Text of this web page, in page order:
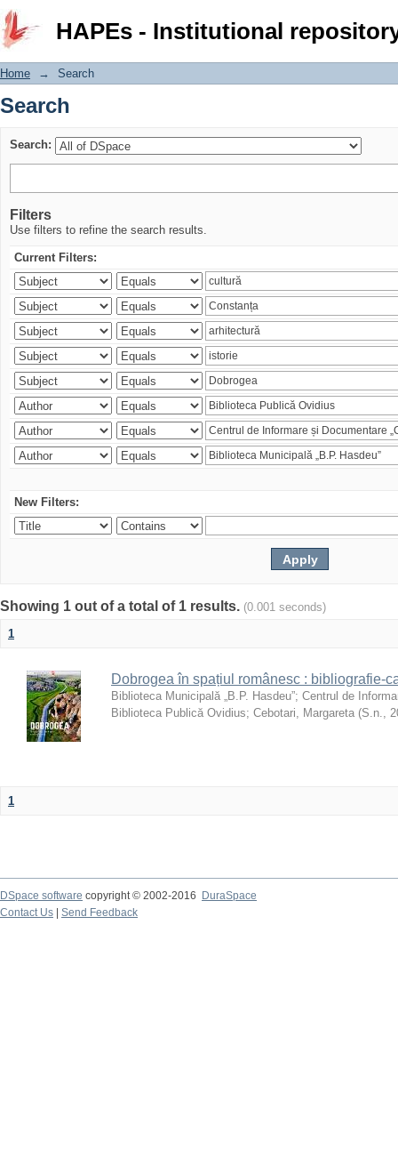
HAPEs - Institutional
Search
Home → Search
Search
Search:
Filters
Use filters to refine the search results.
Current Filters:
New Filters:
Showing 1 out of a total of 1 results. (0.001 seconds)
1
Dobrogea în spațiul românesc : bibliografie-
Biblioteca Municipală „B.P. Hasdeu”; Centrul de
Biblioteca Publică Ovidius; Cebotari, Margareta (S.n.,
1
DSpace software copyright © 2002-2016
DuraSpace
Contact Us
Send Feedback